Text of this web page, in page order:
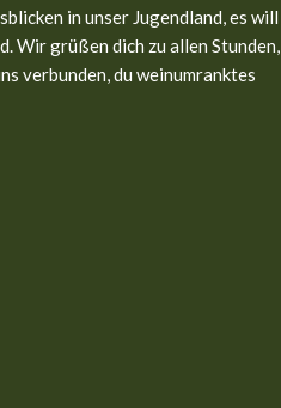
in unser Jugendland, es will
Wir grüßen dich zu allen Stunden,
verbunden, du weinumranktes